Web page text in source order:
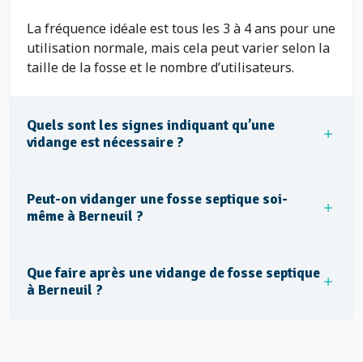
La fréquence idéale est tous les 3 à 4 ans pour une
utilisation normale, mais cela peut varier selon la
taille de la fosse et le nombre d’utilisateurs.
Quels sont les signes indiquant qu’une
vidange est nécessaire ?
Peut-on vidanger une fosse septique soi-
même à Berneuil ?
Que faire après une vidange de fosse septique
à Berneuil ?